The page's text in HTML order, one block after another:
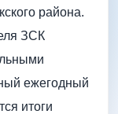
района.
ЗСК
ежегодный
итоги